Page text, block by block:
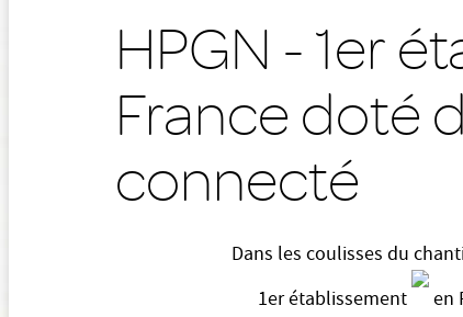
HPGN - 1er
France doté
connecté
Dans les coulisses du
1er établissement
en